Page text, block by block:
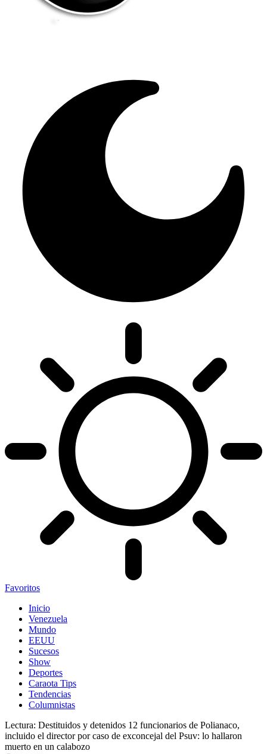
Favoritos
Inicio
Venezuela
Mundo
EEUU
Sucesos
Show
Deportes
Caraota Tips
Tendencias
Columnistas
Lectura: Destituidos y detenidos 12 funcionarios de Polianaco,
incluido el director por caso de exconcejal del Psuv: lo hallaron
muerto en un calabozo